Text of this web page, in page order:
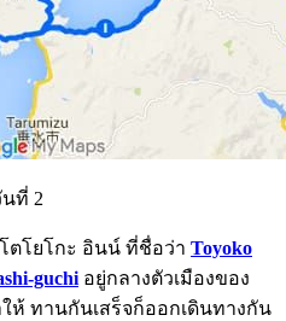
ที่ 2
ตโยโกะ อินน์ ที่ชื่อว่า Toyoko
guchi อยู่กลางตัวเมืองของ
ห้ ทานกันเสร็จก็ออกเดินทางกัน